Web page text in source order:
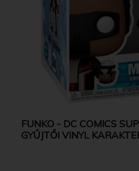
FUNKO - DC COMICS
GYŰJTŐI VINYL